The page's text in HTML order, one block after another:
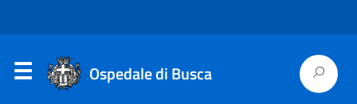
Ospedale di Busca